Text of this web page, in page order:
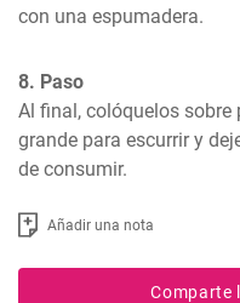
con una espumadera.
8. Paso
Al final, colóquelos sobre
grande para escurrir y
de consumir.
Añadir una nota
Comparte